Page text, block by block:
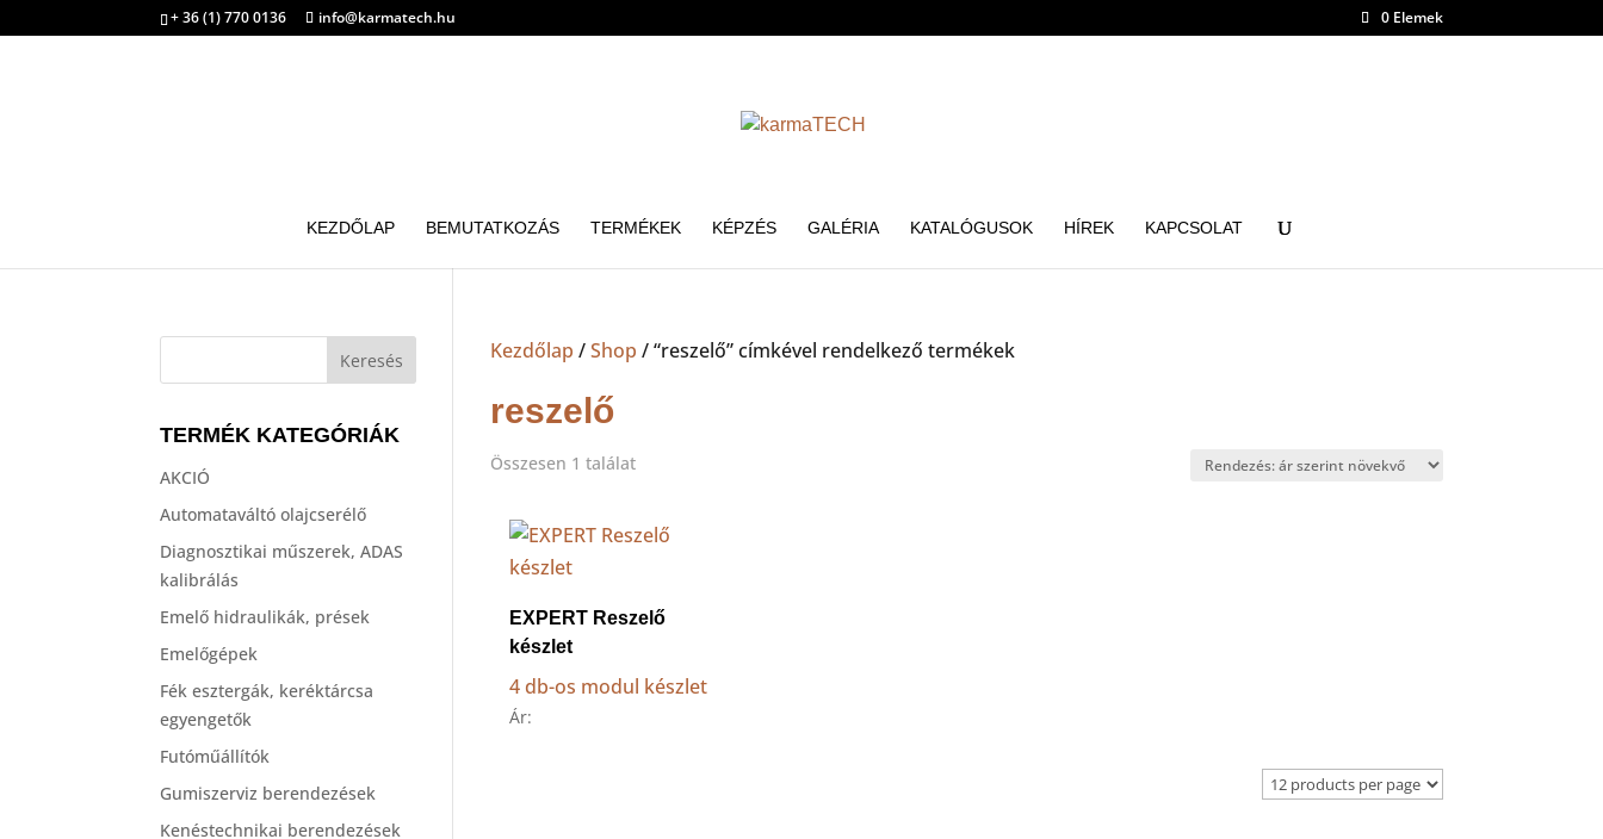
+ 36 (1) 770 0136 info@karmatech.hu 0 Elemek
KEZDŐLAP BEMUTATKOZÁS TERMÉKEK KÉPZÉS GALÉRIA KATALÓGUSOK HÍREK KAPCSOLAT
Kezdőlap /Shop / “reszelő” címkével rendelkező termékek
reszelő
Összesen 1 találat
EXPERT Reszelő
készlet
4 db-os modul készlet
Ár:
TERMÉK KATEGÓRIÁK
AKCIÓ
Automataváltó olajcserélő
Diagnosztikai műszerek, ADAS
kalibrálás
Emelő hidraulikák, prések
Emelőgépek
Fék esztergák, keréktárcsa
egyengetők
Futóműállítók
Gumiszerviz berendezések
Kenéstechnikai berendezések